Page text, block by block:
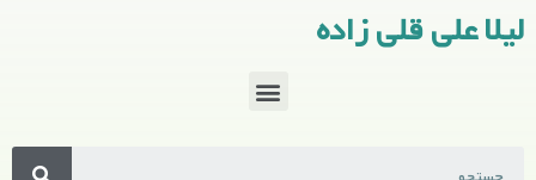
لیلا علی قلی زاده